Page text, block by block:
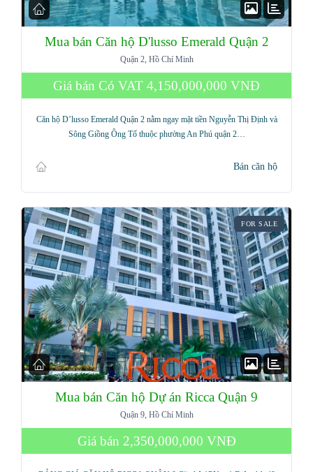
Mua bán Căn hộ D'lusso Emerald Quận 2
Quận 2, Hồ Chí Minh
Giá bán Có VAT 4,150,000,000 VNĐ
Căn hộ D’lusso Emerald Quận 2 nằm ngay mặt tiền Nguyễn Thị Định và
Sông Giồng Ông Tố thuộc phường An Phú quận 2…
Bán căn hộ
FOR SALE
Mua bán Căn hộ Dự án Ricca Quận 9
Quận 9, Hồ Chí Minh
Giá bán 2,350,000,000 VNĐ